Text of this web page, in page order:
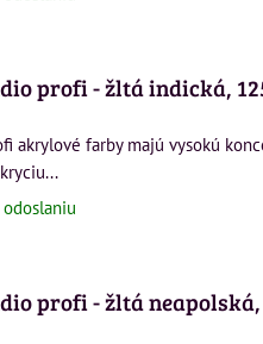
profi - žltá indická,
akrylové farby majú vysokú
profi - žltá neapolská,